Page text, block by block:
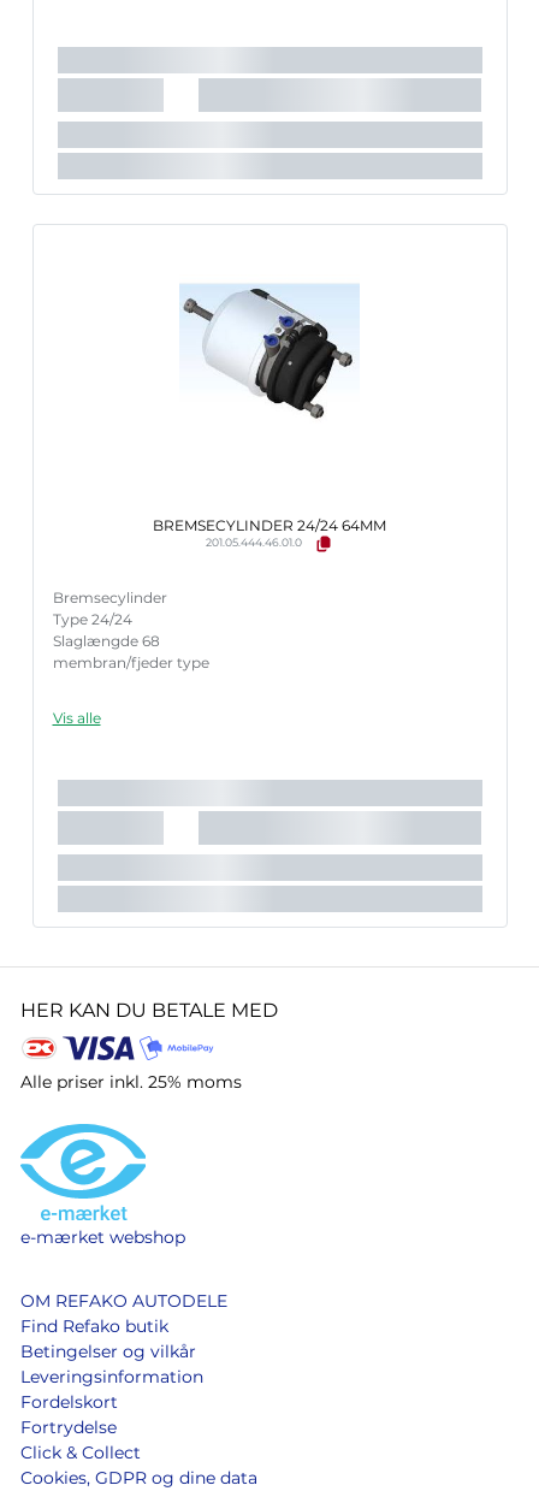
BREMSECYLINDER 24/24 64MM
201.05.444.46.01.0
Bremsecylinder
Type 24/24
Slaglængde 68
membran/fjeder type
Vis alle
HER KAN DU BETALE MED
Alle priser inkl. 25% moms
e-mærket webshop
OM REFAKO AUTODELE
Find Refako butik
Betingelser og vilkår
Leveringsinformation
Fordelskort
Fortrydelse
Click & Collect
Cookies, GDPR og dine data